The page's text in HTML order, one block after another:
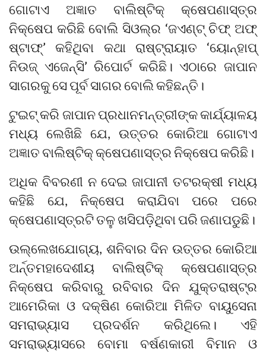
ଗୋଟାଏ ଅଜ୍ଞାତ ବାଲିଷ୍ଟିକ୍‌ କ୍ଷେପଣାସ୍ତ୍ର
ନିକ୍ଷେପ କରିଛି ବୋଲି ସିଓଲ୍‌ର ‘ଜଏଣ୍ଟ୍‌ ଚିଫ୍‌ ଅଫ୍‌
ଷ୍ଟାଫ୍‌’ କହିଥିବା କଥା ରାଷ୍ଟ୍ରାୟାତ ‘ୟୋନ୍‌ହାପ୍‌
ନିଉଜ୍‌ ଏଜେନ୍‌ସି’ ରିପୋର୍ଟ କରିଛି। ଏଠାରେ ଜାପାନ
ସାଗରକୁ ସେ ପୂର୍ବ ସାଗର ବୋଲି କହିଛନ୍ତି।
ଟୁଇଟ୍‌ କରି ଜାପାନ ପ୍ରଧାନମନ୍ତ୍ରୀଙ୍କ କାର୍ଯ୍ୟାଳୟ
ମଧ୍ୟ ଲେଖିଛି ଯେ, ଉତ୍ତର କୋରିଆ ଗୋଟାଏ
ଅଜ୍ଞାତ ବାଲିଷ୍ଟିକ୍‌ କ୍ଷେପଣାସ୍ତ୍ର ନିକ୍ଷେପ କରିଛି।
ଅଧିକ ବିବରଣୀ ନ ଦେଇ ଜାପାନୀ ତଟରକ୍ଷୀ ମଧ୍ୟ
କହିଛି ଯେ, ନିକ୍ଷେପ କରାଯିବା ପରେ ପରେ
କ୍ଷେପଣାସ୍ତ୍ରଟି ତଳୁ ଖସିପଡ଼ିଥିବା ପରି ଜଣାପଡୁଛି।
ଉଲ୍ଲେଖଯୋଗ୍ୟ, ଶନିବାର ଦିନ ଉତ୍ତର କୋରିଆ
ଅର୍ନ୍ତମହାଦେଶୀୟ ବାଲିଷ୍ଟିକ୍‌ କ୍ଷେପଣାସ୍ତ୍ର
ନିକ୍ଷେପ କରିବାରୁ ରବିବାର ଦିନ ଯୁକ୍ତରାଷ୍ଟ୍ର
ଆମେରିକା ଓ ଦକ୍ଷିଣ କୋରିଆ ମିଳିତ ବାୟୁସେନା
ସମରାଭ୍ୟାସ ପ୍ରଦର୍ଶନ କରିଥିଲେ। ଏହି
ସମରାଭ୍ୟାସରେ ବୋମା ବର୍ଷଣକାରୀ ବିମାନ ଓ